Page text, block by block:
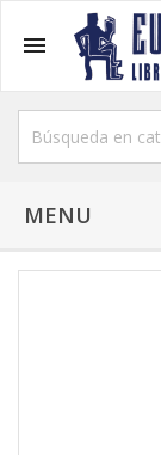

MENU